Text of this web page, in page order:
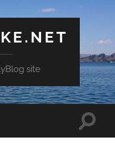
site
検